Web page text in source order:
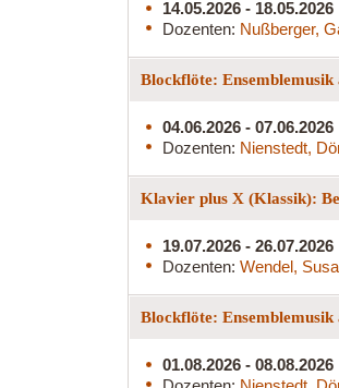
14.05.2026 - 18.05.2026
Dozenten: Nußberger,
Blockflöte:
04.06.2026 - 07.06.2026
Dozenten: Nienstedt,
Klavier plus X (Klassik):
19.07.2026 - 26.07.2026
Dozenten: Wendel,
Blockflöte:
01.08.2026 - 08.08.2026